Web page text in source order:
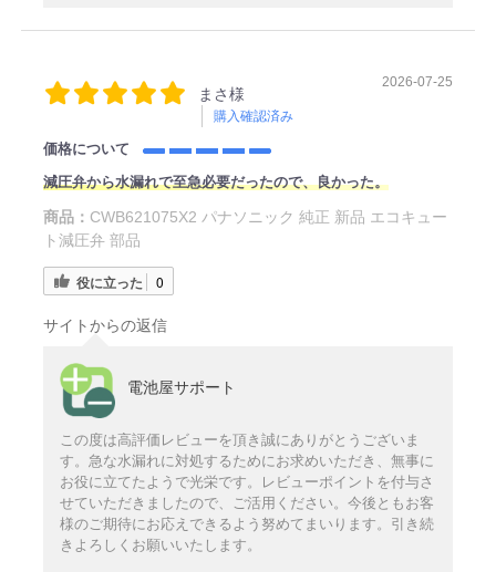
まさ様
購入確認済み
2026-07-25
価格について
減圧弁から水漏れで至急必要だったので、良かった。
商品： CWB621075X2 パナソニック 純正 新品 エコキュー
ト減圧弁 部品
役に立った 0
サイトからの返信
電池屋サポート
この度は高評価レビューを頂き誠にありがとうございま
す。急な水漏れに対処するためにお求めいただき、無事に
お役に立てたようで光栄です。レビューポイントを付与さ
せていただきましたので、ご活用ください。今後ともお客
様のご期待にお応えできるよう努めてまいります。引き続
きよろしくお願いいたします。